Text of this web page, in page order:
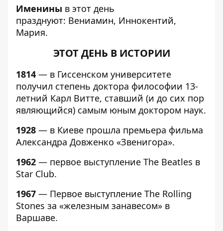
Именины в этот день
празднуют: Вениамин, Иннокентий,
Мария.
ЭТОТ ДЕНЬ В ИСТОРИИ
1814 — в Гиссенском университете
получил степень доктора философии 13-
летний Карл Витте, ставший (и до сих пор
являющийся) самым юным доктором наук.
1928 — в Киеве прошла премьера фильма
Александра Довженко «Звенигора».
1962 — первое выступление The Beatles в
Star Club.
1967 — Первое выступление The Rolling
Stones за «железным занавесом» в
Варшаве.